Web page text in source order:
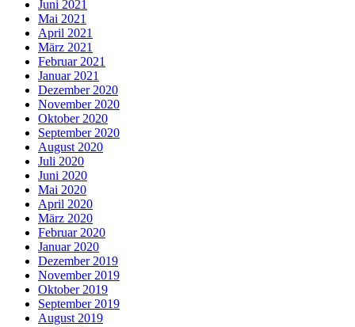
Juni 2021
Mai 2021
April 2021
März 2021
Februar 2021
Januar 2021
Dezember 2020
November 2020
Oktober 2020
September 2020
August 2020
Juli 2020
Juni 2020
Mai 2020
April 2020
März 2020
Februar 2020
Januar 2020
Dezember 2019
November 2019
Oktober 2019
September 2019
August 2019